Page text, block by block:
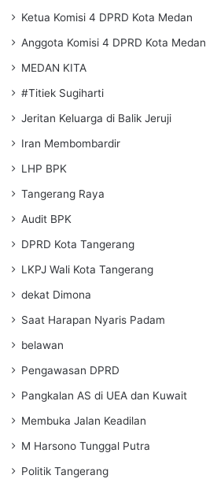
Ketua Komisi 4 DPRD Kota Medan
Anggota Komisi 4 DPRD Kota Medan
MEDAN KITA
#Titiek Sugiharti
Jeritan Keluarga di Balik Jeruji
Iran Membombardir
LHP BPK
Tangerang Raya
Audit BPK
DPRD Kota Tangerang
LKPJ Wali Kota Tangerang
dekat Dimona
Saat Harapan Nyaris Padam
belawan
Pengawasan DPRD
Pangkalan AS di UEA dan Kuwait
Membuka Jalan Keadilan
M Harsono Tunggal Putra
Politik Tangerang